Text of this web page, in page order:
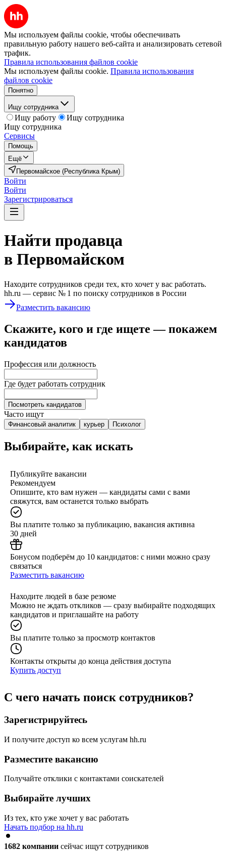
Мы используем файлы cookie, чтобы обеспечивать
правильную работу нашего веб-сайта и анализировать сетевой
трафик.
Правила использования файлов cookie
Мы используем файлы cookie. Правила использования
файлов cookie
Понятно
Ищу сотрудника
Ищу работу
Ищу сотрудника
Ищу сотрудника
Сервисы
Помощь
Ещё
Первомайское (Республика Крым)
Войти
Войти
Зарегистрироваться
Найти продавца
в Первомайском
Находите сотрудников среди тех, кто хочет у вас работать.
hh.ru — сервис № 1 по поиску сотрудников в России
Разместить вакансию
Скажите, кого и где ищете — покажем
кандидатов
Профессия или должность
Где будет работать сотрудник
Посмотреть кандидатов
Часто ищут
Финансовый аналитик курьер Психолог
Выбирайте, как искать
Публикуйте вакансии
Рекомендуем
Опишите, кто вам нужен — кандидаты сами с вами
свяжутся, вам останется только выбрать
Вы платите только за публикацию, вакансия активна
30 дней
Бонусом подберём до 10 кандидатов: с ними можно сразу
связаться
Разместить вакансию
Находите людей в базе резюме
Можно не ждать откликов — сразу выбирайте подходящих
кандидатов и приглашайте на работу
Вы платите только за просмотр контактов
Контакты открыты до конца действия доступа
Купить доступ
С чего начать поиск сотрудников?
Зарегистрируйтесь
И получите доступ ко всем услугам hh.ru
Разместите вакансию
Получайте отклики с контактами соискателей
Выбирайте лучших
Из тех, кто уже хочет у вас работать
Начать подбор на hh.ru
1682 компании сейчас ищут сотрудников